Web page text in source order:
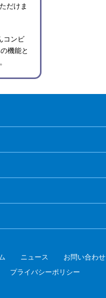
だけま
コンビ
機能と
ニュース
お問い合わせ
プライバシーポリシー